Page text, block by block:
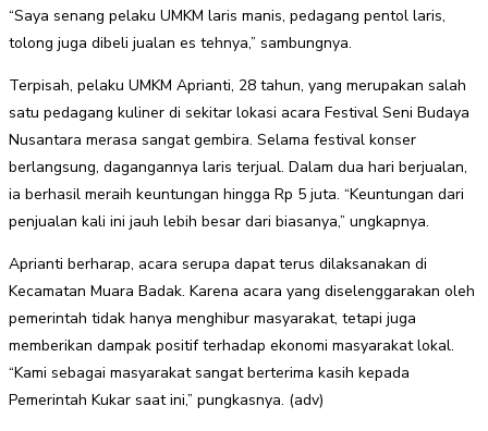
“Saya senang pelaku UMKM laris manis, pedagang pentol laris,
tolong juga dibeli jualan es tehnya,” sambungnya.
Terpisah, pelaku UMKM Aprianti, 28 tahun, yang merupakan salah
satu pedagang kuliner di sekitar lokasi acara Festival Seni Budaya
Nusantara merasa sangat gembira. Selama festival konser
berlangsung, dagangannya laris terjual. Dalam dua hari berjualan,
ia berhasil meraih keuntungan hingga Rp 5 juta. “Keuntungan dari
penjualan kali ini jauh lebih besar dari biasanya,” ungkapnya.
Aprianti berharap, acara serupa dapat terus dilaksanakan di
Kecamatan Muara Badak. Karena acara yang diselenggarakan oleh
pemerintah tidak hanya menghibur masyarakat, tetapi juga
memberikan dampak positif terhadap ekonomi masyarakat lokal.
“Kami sebagai masyarakat sangat berterima kasih kepada
Pemerintah Kukar saat ini,” pungkasnya. (adv)